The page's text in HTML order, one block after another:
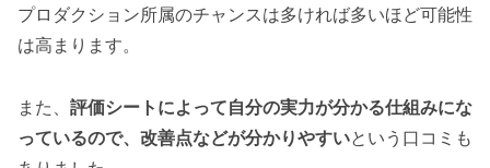
プロダクション所属のチャンスは多ければ多いほど可能性
は高まります。
また、 評価シートによって自分の実力が分かる仕組みにな
っているので、改善点などが分かりやすいという口コミも